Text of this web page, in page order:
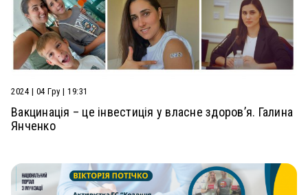
2024 | 04 Гру | 19:31
Вакцинація – це інвестиція у власне здоров’я. Галина
Янченко